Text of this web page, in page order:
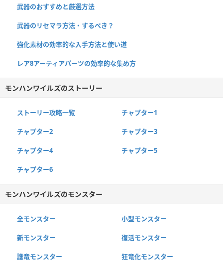
武器のおすすめと厳選方法
武器のリセマラ方法・するべき？
強化素材の効率的な入手方法と使い道
レア8アーティアパーツの効率的な集め方
モンハンワイルズのストーリー
ストーリー攻略一覧 チャプター1
チャプター2 チャプター3
チャプター4 チャプター5
チャプター6
モンハンワイルズのモンスター
全モンスター 小型モンスター
新モンスター 復活モンスター
護竜モンスター 狂竜化モンスター